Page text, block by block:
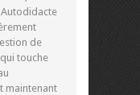
Autodidacte
de
touche
maintenant